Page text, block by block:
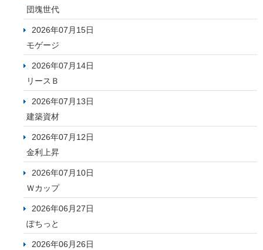
団塊世代
2026年07月15日
モゲージ
2026年07月14日
リースＢ
2026年07月13日
建築資材
2026年07月12日
金利上昇
2026年07月10日
Ｗカップ
2026年06月27日
ぽちっと
2026年06月26日